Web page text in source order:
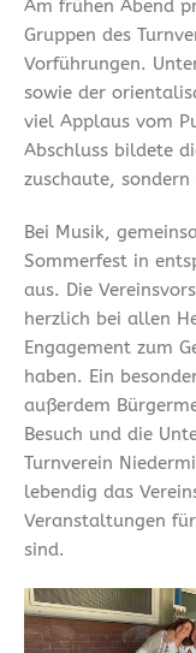
Am frühen Abend
Gruppen des
Vorführungen.
sowie der
viel Applaus vom
Abschluss bildete
zuschaute,
Bei Musik,
Sommerfest in
aus. Die
herzlich bei allen
Engagement zum
haben. Ein
außerdem
Besuch und die
Turnverein
lebendig das
Veranstaltungen
sind.